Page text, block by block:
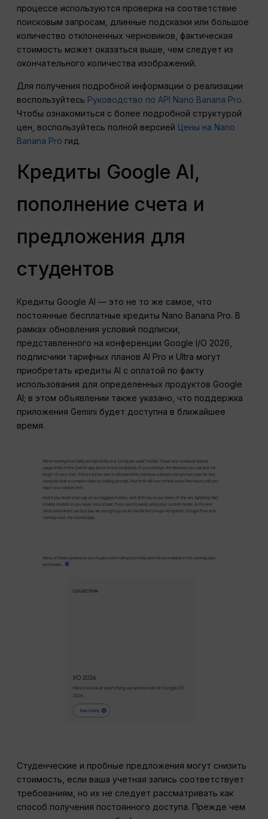
процессе используются проверка на соответствие
поисковым запросам, длинные подсказки или большое
количество отклоненных черновиков, фактическая
стоимость может оказаться выше, чем следует из
окончательного количества изображений.
Для получения подробной информации о реализации
воспользуйтесь Руководство по API Nano Banana Pro.
Чтобы ознакомиться с более подробной структурой
цен, воспользуйтесь полной версией Цены на Nano
Banana Pro гид.
Кредиты Google AI,
пополнение счета и
предложения для
студентов
Кредиты Google AI — это не то же самое, что
постоянные бесплатные кредиты Nano Banana Pro. В
рамках обновления условий подписки,
представленного на конференции Google I/O 2026,
подписчики тарифных планов AI Pro и Ultra могут
приобретать кредиты AI с оплатой по факту
использования для определенных продуктов Google
AI; в этом объявлении также указано, что поддержка
приложения Gemini будет доступна в ближайшее
время.
Студенческие и пробные предложения могут снизить
стоимость, если ваша учетная запись соответствует
требованиям, но их не следует рассматривать как
способ получения постоянного доступа. Прежде чем